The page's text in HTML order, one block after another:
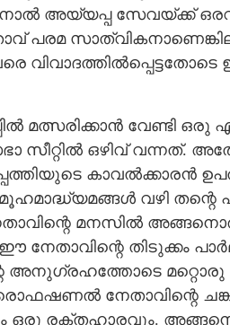
അയ്യപ്പ സേവയ്ക്ക്
പരമ
മത്സരിക്കാൻ വേണ്ടി ഒരു
സീറ്റിൽ ഒഴിവ്
കാവൽക്കാരൻ
വഴി
മനസിൽ
തിടുക്കം
അനുഗ്രഹത്തോടെ മറ്റൊരു
നേതാവിന്റെ ചങ്ക്
ഒരു രക്തഹാരവും.